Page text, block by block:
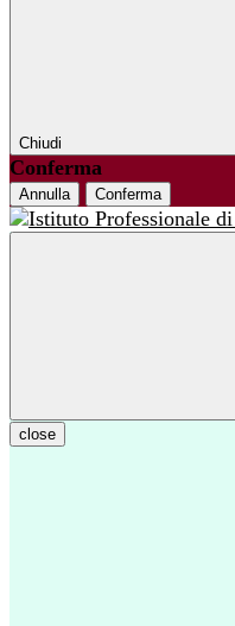
Chiudi
Conferma
Annulla Conferma
close